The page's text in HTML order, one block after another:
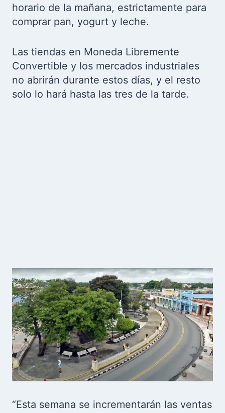
horario de la mañana, estrictamente para
comprar pan, yogurt y leche.
Las tiendas en Moneda Libremente
Convertible y los mercados industriales
no abrirán durante estos días, y el resto
solo lo hará hasta las tres de la tarde.
“Esta semana se incrementarán las ventas